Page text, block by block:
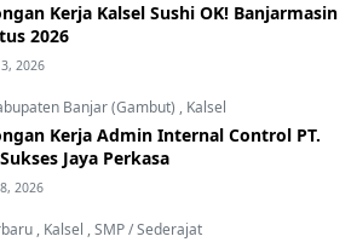
Kerja Kalsel Sushi OK! Banjarmasin
2026
2026
Banjar (Gambut) , Kalsel
Kerja Admin Internal Control PT.
Jaya Perkasa
2026
, Kalsel ,SMP / Sederajat